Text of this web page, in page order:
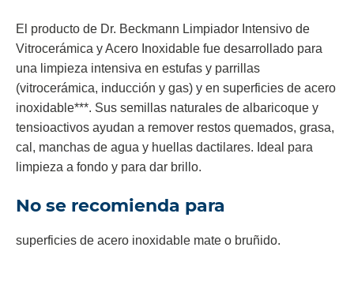
El producto de Dr. Beckmann Limpiador Intensivo de
Vitrocerámica y Acero Inoxidable fue desarrollado para
una limpieza intensiva en estufas y parrillas
(vitrocerámica, inducción y gas) y en superficies de acero
inoxidable***. Sus semillas naturales de albaricoque y
tensioactivos ayudan a remover restos quemados, grasa,
cal, manchas de agua y huellas dactilares. Ideal para
limpieza a fondo y para dar brillo.
No se recomienda para
superficies de acero inoxidable mate o bruñido.